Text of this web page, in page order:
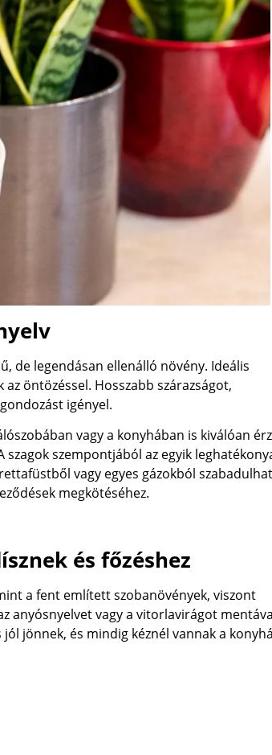
de legendásan ellenálló növény. Ideális
öntözéssel. Hosszabb szárazságot,
igényel.
vagy a konyhában is kiválóan
szempontjából az egyik
vagy egyes gázokból
megkötéséhez.
és főzéshez
a fent említett szobanövények, viszont
anyósnyelvet vagy a vitorlavirágot
jönnek, és mindig kéznél vannak a